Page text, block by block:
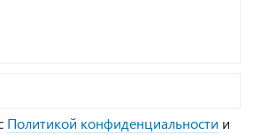
Политикой конфиденциальности и